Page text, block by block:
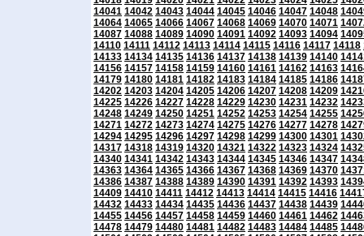
14041 14042 14043 14044 14045 14046 14047 14048
14064 14065 14066 14067 14068 14069 14070 14071
14087 14088 14089 14090 14091 14092 14093 14094
14110 14111 14112 14113 14114 14115 14116 14117 14118
14133 14134 14135 14136 14137 14138 14139 14140
14156 14157 14158 14159 14160 14161 14162 14163
14179 14180 14181 14182 14183 14184 14185 14186
14202 14203 14204 14205 14206 14207 14208 14209
14225 14226 14227 14228 14229 14230 14231 14232
14248 14249 14250 14251 14252 14253 14254 14255
14271 14272 14273 14274 14275 14276 14277 14278
14294 14295 14296 14297 14298 14299 14300 14301
14317 14318 14319 14320 14321 14322 14323 14324
14340 14341 14342 14343 14344 14345 14346 14347
14363 14364 14365 14366 14367 14368 14369 14370
14386 14387 14388 14389 14390 14391 14392 14393
14409 14410 14411 14412 14413 14414 14415 14416
14432 14433 14434 14435 14436 14437 14438 14439
14455 14456 14457 14458 14459 14460 14461 14462
14478 14479 14480 14481 14482 14483 14484 14485